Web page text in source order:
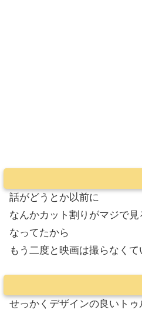
話がどうとか以前に
なんかカット割りがマジで
なってたから
もう二度と映画は撮らなく
せっかくデザインの良いト